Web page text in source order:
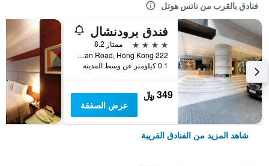
فنادق بالقرب من ناتس هوتل
فندق برودنشال
4 نجوم
ممتاز 8.2
222 Nathan Road, Hong Kong, هونغ كونغ
0.1 كيلومتر عن وسط المدينة
349 ﷼
عرض الصفقة
شاهد المزيد من الفنادق القريبة